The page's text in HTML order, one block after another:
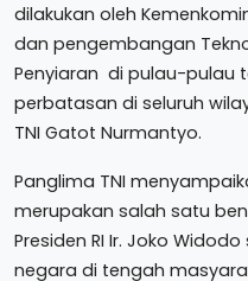
dilakukan oleh
dan pengembangan
Penyiaran di pulau-pulau
perbatasan di seluruh
TNI Gatot Nurmantyo.
Panglima TNI
merupakan salah satu
Presiden RI Ir. Joko
negara di tengah